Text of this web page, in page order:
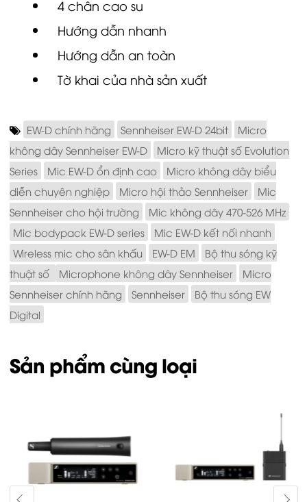
4 chân cao su
Hướng dẫn nhanh
Hướng dẫn an toàn
Tờ khai của nhà sản xuất
EW-D chính hãng Sennheiser EW-D 24bit
Micro
không dây Sennheiser EW-D
Micro kỹ thuật số Evolution
Series
Mic EW-D ổn định cao
Micro không dây biểu
diễn chuyên nghiệp
Micro hội thảo Sennheiser
Mic
Sennheiser cho hội trường
Mic không dây 470-526 MHz
Mic bodypack EW-D series
Mic EW-D kết nối nhanh
Wireless mic cho sân khấu
EW-D EM
Bộ thu sóng kỹ
thuật số
Microphone không dây Sennheiser
Micro
Sennheiser chính hãng
Sennheiser
Bộ thu sóng EW
Digital
Sản phẩm cùng loại